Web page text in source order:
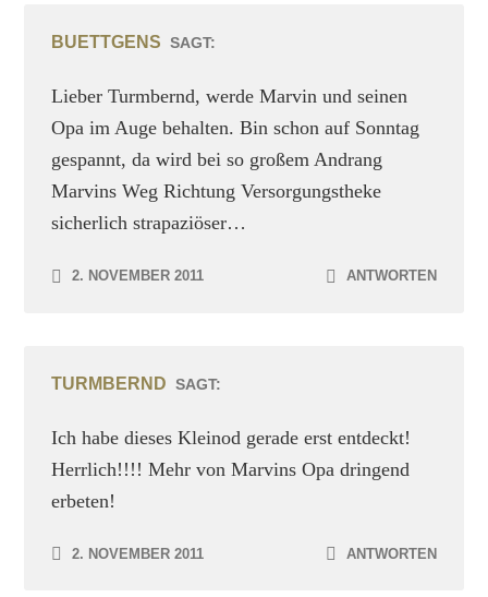
BUETTGENS SAGT:
Lieber Turmbernd, werde Marvin und seinen
Opa im Auge behalten. Bin schon auf Sonntag
gespannt, da wird bei so großem Andrang
Marvins Weg Richtung Versorgungstheke
sicherlich strapaziöser…
2. NOVEMBER 2011 ANTWORTEN
TURMBERND SAGT:
Ich habe dieses Kleinod gerade erst entdeckt!
Herrlich!!!! Mehr von Marvins Opa dringend
erbeten!
2. NOVEMBER 2011 ANTWORTEN